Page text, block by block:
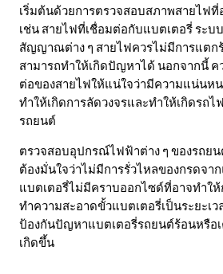
เริ่มต้นด้วยการตรวจสอบสภาพสายไฟที่
เช่น สายไฟที่เชื่อมต่อกับแบตเตอรี่ ระ
สัญญาณต่าง ๆ สายไฟควรไม่มีการแตก
สามารถทำให้เกิดปัญหาได้ นอกจากนี้ ค
ต่อของสายไฟให้แน่ใจว่ามีความแน่นห
ทำให้เกิดการลัดวงจรและทำให้เกิดรถ
รถยนต์
ตรวจสอบอุปกรณ์ไฟฟ้าต่าง ๆ ของรถยน
ต้องมั่นใจว่าไม่มีการรั่วไหลของกรดจา
แบตเตอรี่ไม่มีคราบออกไซด์ที่อาจทำใ
ทำความสะอาดขั้วแบตเตอรี่เป็นระยะเ
ป้องกันปัญหาแบตเตอรี่รถยนต์ร้อนหรือ
เกิดขึ้น